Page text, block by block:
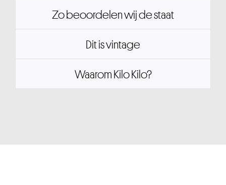
Zo beoordelen wij de staat
Dit is vintage
Waarom Kilo Kilo?